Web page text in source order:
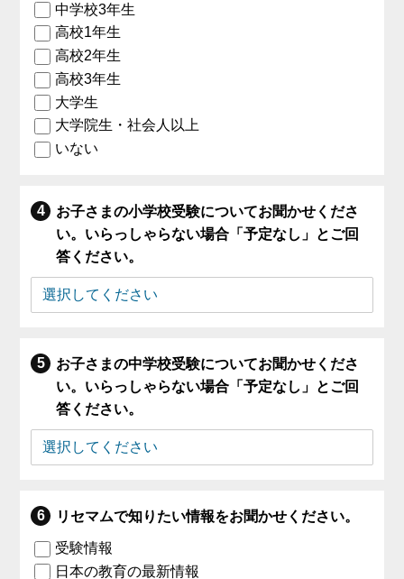
中学校3年生
高校1年生
高校2年生
高校3年生
大学生
大学院生・社会人以上
いない
お子さまの小学校受験についてお聞かせくださ
い。いらっしゃらない場合「予定なし」とご回
答ください。
お子さまの中学校受験についてお聞かせくださ
い。いらっしゃらない場合「予定なし」とご回
答ください。
リセマムで知りたい情報をお聞かせください。
受験情報
日本の教育の最新情報